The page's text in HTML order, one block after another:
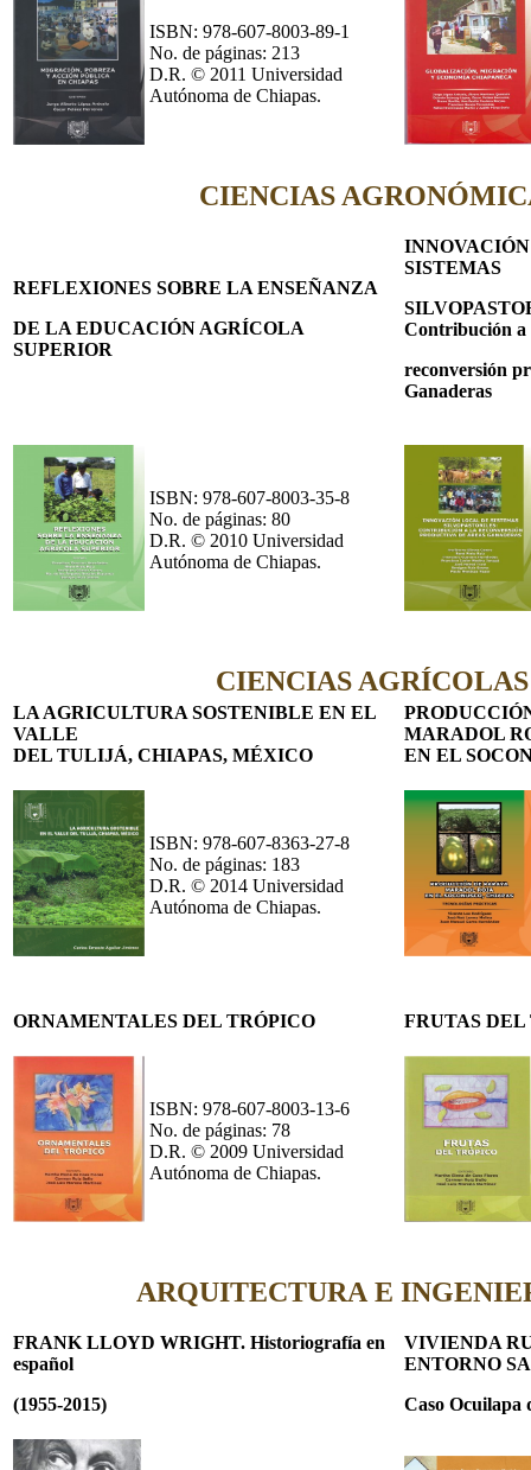
ISBN: 978-607-8003-89-1
No. de páginas: 213
D.R. © 2011 Universidad
Autónoma de Chiapas.
CIENCIAS
REFLEXIONES SOBRE LA ENSEÑANZA
DE LA EDUCACIÓN AGRÍCOLA
SUPERIOR
SISTEMAS
Contribución a
reconversión
Ganaderas
ISBN: 978-607-8003-35-8
No. de páginas: 80
D.R. © 2010 Universidad
Autónoma de Chiapas.
CIENCIAS AGRÍCOLAS
LA AGRICULTURA SOSTENIBLE EN EL
VALLE
DEL TULIJÁ, CHIAPAS, MÉXICO
MARADOL
EN EL
ISBN: 978-607-8363-27-8
No. de páginas: 183
D.R. © 2014 Universidad
Autónoma de Chiapas.
ORNAMENTALES DEL TRÓPICO FRUTAS DEL
ISBN: 978-607-8003-13-6
No. de páginas: 78
D.R. © 2009 Universidad
Autónoma de Chiapas.
ARQUITECTURA E
FRANK LLOYD WRIGHT. Historiografía en
español
(1955-2015)
VIVIENDA
ENTORNO
Caso Ocuilapa